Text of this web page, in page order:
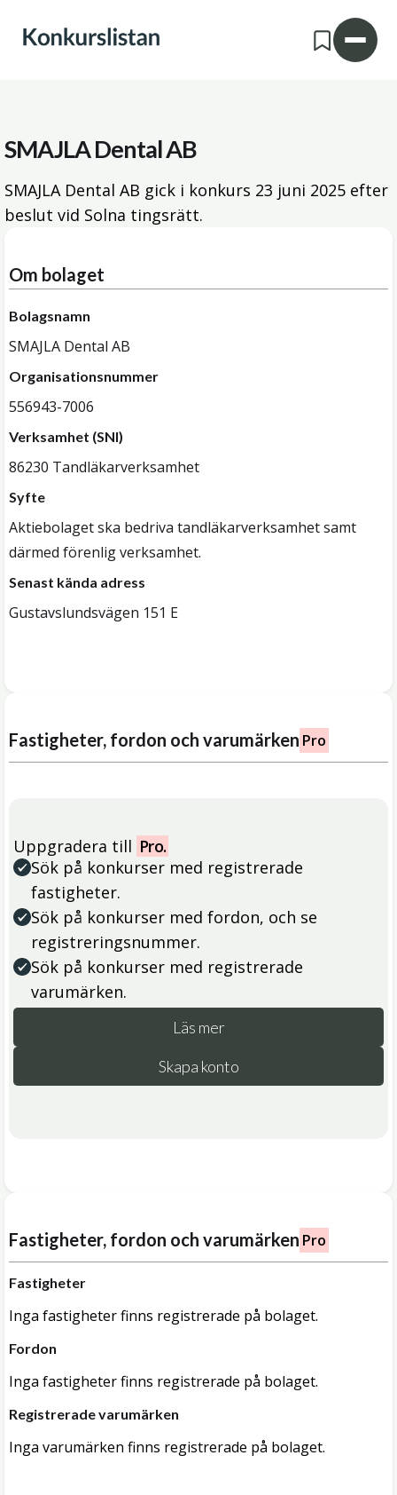
SMAJLA Dental AB
SMAJLA Dental AB gick i konkurs 23 juni 2025 efter
beslut vid Solna tingsrätt.
Om bolaget
Bolagsnamn
SMAJLA Dental AB
Organisationsnummer
556943-7006
Verksamhet (SNI)
86230 Tandläkarverksamhet
Syfte
Aktiebolaget ska bedriva tandläkarverksamhet samt
därmed förenlig verksamhet.
Senast kända adress
Gustavslundsvägen 151 E
Fastigheter, fordon och varumärken Pro
Uppgradera till Pro.
Sök på konkurser med registrerade
fastigheter.
Sök på konkurser med fordon, och se
registreringsnummer.
Sök på konkurser med registrerade
varumärken.
Läs mer
Skapa konto
Fastigheter, fordon och varumärken Pro
Fastigheter
Inga fastigheter finns registrerade på bolaget.
Fordon
Inga fastigheter finns registrerade på bolaget.
Registrerade varumärken
Inga varumärken finns registrerade på bolaget.